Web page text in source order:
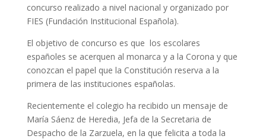
concurso realizado a nivel nacional y organizado por
FIES (Fundación Institucional Española).
El objetivo de concurso es que los escolares
españoles se acerquen al monarca y a la Corona y que
conozcan el papel que la Constitución reserva a la
primera de las instituciones españolas.
Recientemente el colegio ha recibido un mensaje de
María Sáenz de Heredia, Jefa de la Secretaria de
Despacho de la Zarzuela, en la que felicita a toda la